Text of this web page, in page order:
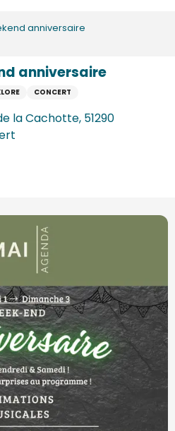
anniversaire
anniversaire
CONCERT
la Cachotte, 51290